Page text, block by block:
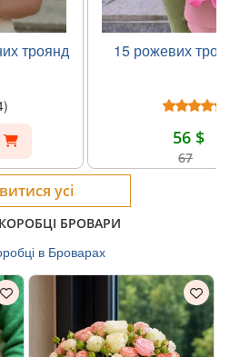
троянд 15 рожевих
56 $
67
усі
КОРОБЦІ БРОВАРИ
в Броварах